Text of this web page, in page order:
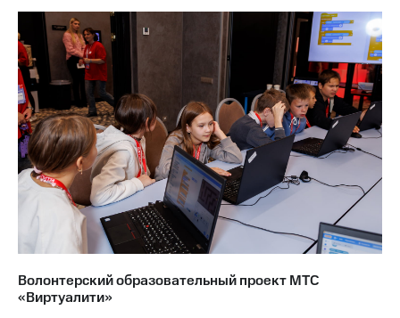
Уведомление
о
погашении
именных
облигаций
Другое
Регистратор
Реквизиты
Контакты
развитие
деловая этика
На главную
Волонтерский образовательный проект МТС
«Виртуалити»